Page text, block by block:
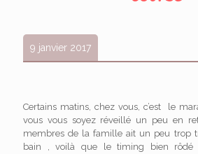
9 janvier 2017
Certains matins, chez vous, c’est le
vous vous soyez réveillé un peu en
membres de la famille ait un peu trop
bain , voilà que le timing bien rôdé